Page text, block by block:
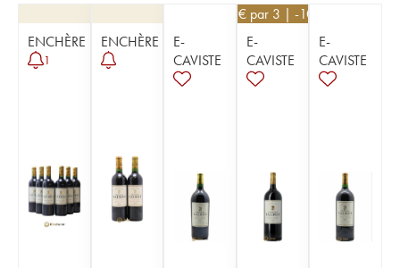
ENCHÈRE
1
ENCHÈRE
E-
CAVISTE
99€ par 3 | -10%
E-
CAVISTE
E-
CAVISTE